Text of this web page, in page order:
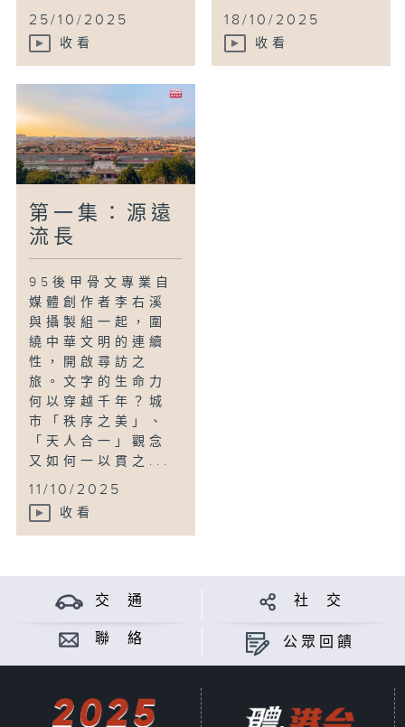
25/10/2025
收看
18/10/2025
收看
第一集：源遠
流長
95後甲骨文專業自
媒體創作者李右溪
與攝製組一起，圍
繞中華文明的連續
性，開啟尋訪之
旅。文字的生命力
何以穿越千年？城
市「秩序之美」、
「天人合一」觀念
又如何一以貫之...
11/10/2025
收看
交 通 社 交
聯 絡 公眾回饋